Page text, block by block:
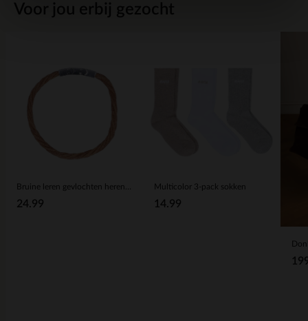
Voor jou erbij gezocht
24.99
Multicolor 3-pack sokken
14.99